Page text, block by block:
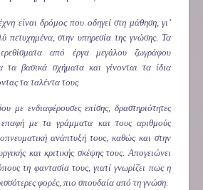
είναι δρόμος που οδηγεί στη μάθηση, γι’
πετυχημένα, στην υπηρεσία της γνώσης. Τα
από έργα μεγάλου ζωγράφου
τα βασικά σχήματα και γίνονται τα ίδια
τα ταλέντα τους
με ενδιαφέρουσες επίσης, δραστηριότητες
με τα γράμματα και τους αριθμούς
ανάπτυξή τους, καθώς και στην
και κριτικής σκέψης τους. Απογειώνει
τη φαντασία τους, γιατί γνωρίζει πως η
φορές, πιο σπουδαία από τη γνώση.